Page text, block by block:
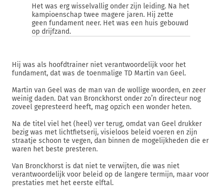
Het was erg wisselvallig onder zijn leiding. Na het
kampioenschap twee magere jaren. Hij zette
geen fundament neer. Het was een huis gebouwd
op drijfzand.
Hij was als hoofdtrainer niet verantwoordelijk voor het
fundament, dat was de toenmalige TD Martin van Geel.
Martin van Geel was de man van de wollige woorden, en zeer
weinig daden. Dat van Bronckhorst onder zo’n directeur nog
zoveel gepresteerd heeft, mag opzich een wonder heten.
Na de titel viel het (heel) ver terug, omdat van Geel drukker
bezig was met lichtfietserij, visieloos beleid voeren en zijn
straatje schoon te vegen, dan binnen de mogelijkheden die er
waren het beste presteren.
Van Bronckhorst is dat niet te verwijten, die was niet
verantwoordelijk voor beleid op de langere termijn, maar voor
prestaties met het eerste elftal.